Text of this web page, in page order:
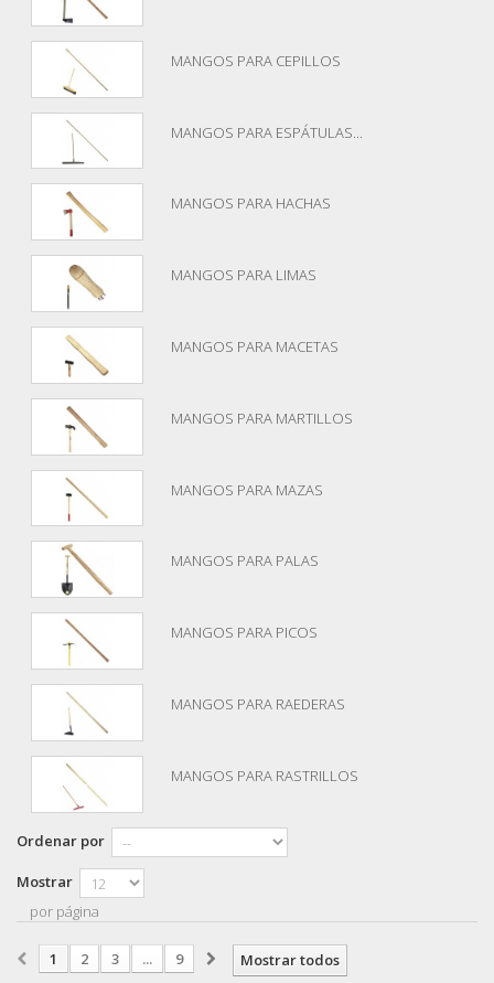
MANGOS PARA CEPILLOS
MANGOS PARA ESPÁTULAS...
MANGOS PARA HACHAS
MANGOS PARA LIMAS
MANGOS PARA MACETAS
MANGOS PARA MARTILLOS
MANGOS PARA MAZAS
MANGOS PARA PALAS
MANGOS PARA PICOS
MANGOS PARA RAEDERAS
MANGOS PARA RASTRILLOS
Ordenar por
Mostrar
por página
Mostrar todos
1 2 3 ... 9